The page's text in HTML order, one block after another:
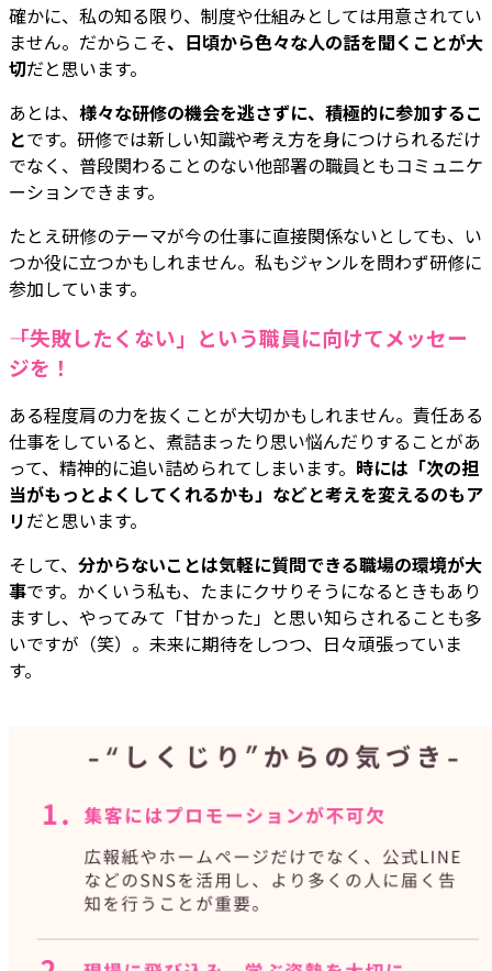
確かに、私の知る限り、制度や仕組みとしては用意されてい
ません。だからこそ、日頃から色々な人の話を聞くことが大
切だと思います。
あとは、 様々な研修の機会を逃さずに、積極的に参加するこ
とです。研修では新しい知識や考え方を身につけられるだけ
でなく、普段関わることのない他部署の職員ともコミュニケ
ーションできます。
たとえ研修のテーマが今の仕事に直接関係ないとしても、い
つか役に立つかもしれません。私もジャンルを問わず研修に
参加しています。
――「失敗したくない」という職員に向けてメッセー
ジを！
ある程度肩の力を抜くことが大切かもしれません。責任ある
仕事をしていると、煮詰まったり思い悩んだりすることがあ
って、精神的に追い詰められてしまいます。 時には「次の担
当がもっとよくしてくれるかも」などと考えを変えるのもア
リだと思います。
そして、 分からないことは気軽に質問できる職場の環境が大
事です。かくいう私も、たまにクサりそうになるときもあり
ますし、やってみて「甘かった」と思い知らされることも多
いですが（笑）。未来に期待をしつつ、日々頑張っていま
す。